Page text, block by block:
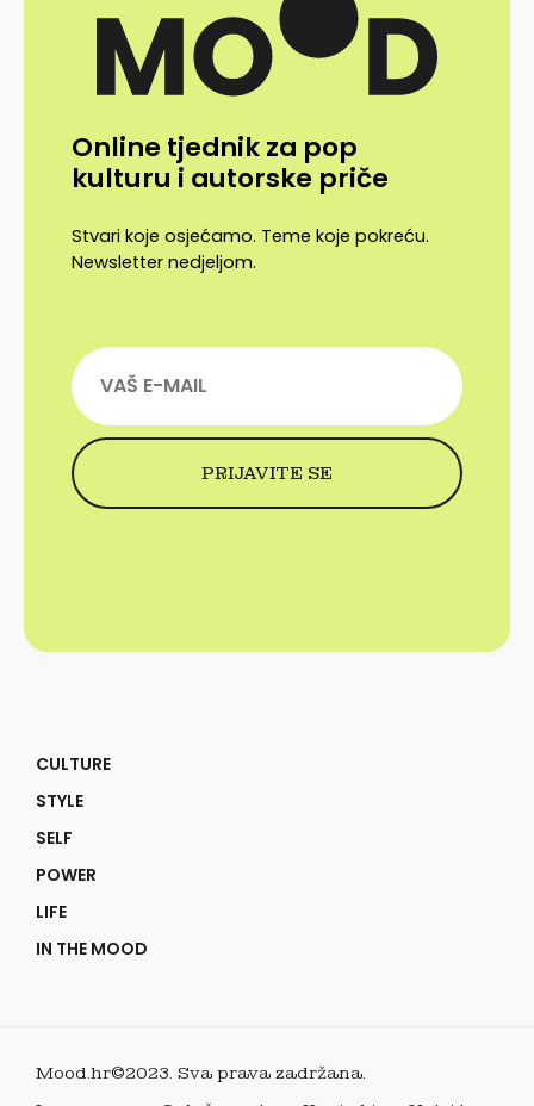
Online tjednik za pop
kulturu i autorske priče
Stvari koje osjećamo. Teme koje pokreću.
Newsletter nedjeljom.
CULTURE
STYLE
SELF
POWER
LIFE
IN THE MOOD
Mood.hr©2023. Sva prava zadržana.